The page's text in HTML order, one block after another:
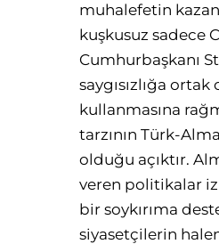
muhalefetin
kuşkusuz sadece
Cumhurbaşkanı
saygısızlığa
kullanmasına
tarzının Türk-
olduğu açıktır.
veren politikalar
bir soykırıma
siyasetçilerin